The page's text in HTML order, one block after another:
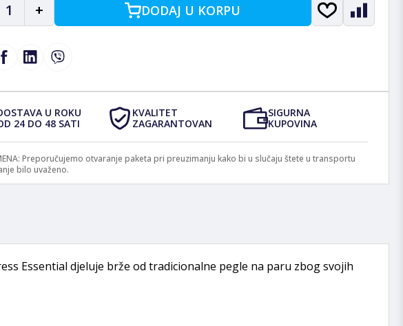
1 + DODAJ U KORPU
U ROKU
24 DO 48 SATI
KVALITET
ZAGARANTOVAN
SIGURNA
KUPOVINA
Preporučujemo otvaranje paketa pri preuzimanju kako bi u slučaju štete u transportu
bilo uvaženo.
Essential djeluje brže od tradicionalne pegle na paru zbog svojih